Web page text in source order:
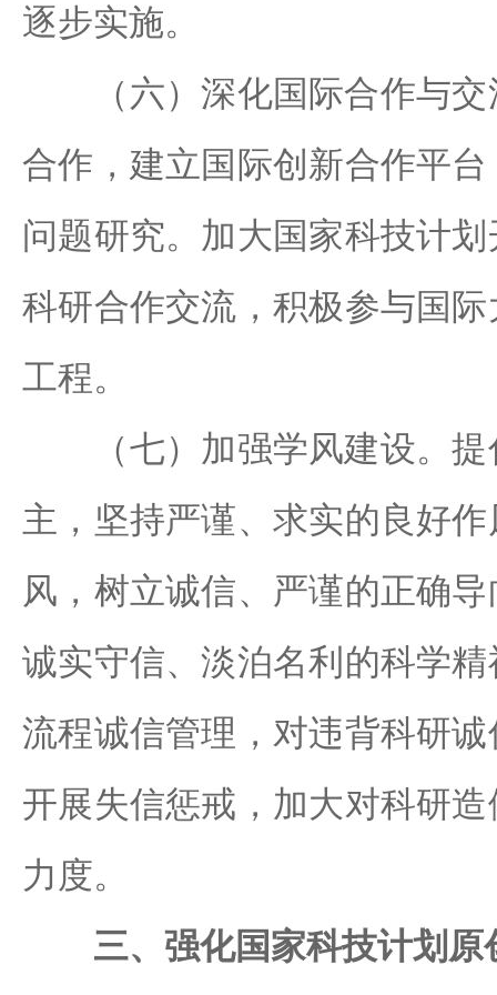
逐步实施。
（六）深化国际合作与交
合作，建立国际创新合作平
问题研究。加大国家科技计
科研合作交流，积极参与国
工程。
（七）加强学风建设。提
主，坚持严谨、求实的良好
风，树立诚信、严谨的正确
诚实守信、淡泊名利的科学
流程诚信管理，对违背科研
开展失信惩戒，加大对科研
力度。
三、强化国家科技计划原